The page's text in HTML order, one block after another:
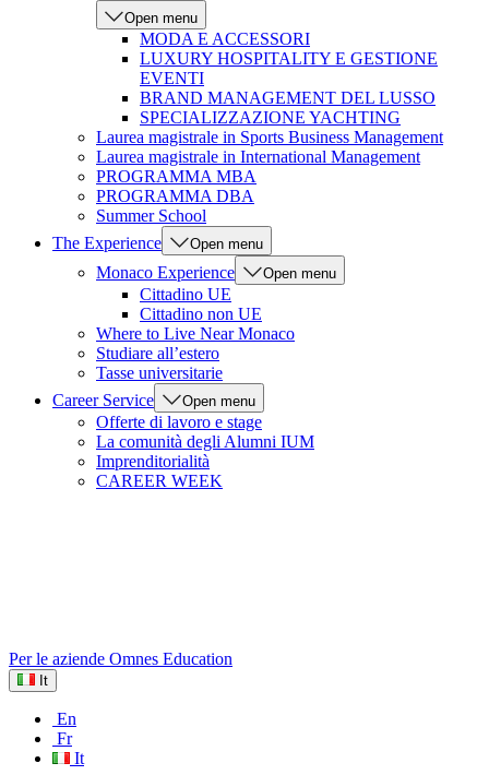
Open menu
MODA E ACCESSORI
LUXURY HOSPITALITY E GESTIONE
EVENTI
BRAND MANAGEMENT DEL LUSSO
SPECIALIZZAZIONE YACHTING
Laurea magistrale in Sports Business Management
Laurea magistrale in International Management
PROGRAMMA MBA
PROGRAMMA DBA
Summer School
The Experience
Open menu
Monaco Experience Open menu
Cittadino UE
Cittadino non UE
Where to Live Near Monaco
Studiare all’estero
Tasse universitarie
Career Service
Open menu
Offerte di lavoro e stage
La comunità degli Alumni IUM
Imprenditorialità
CAREER WEEK
Per le aziende Omnes Education
It
En
Fr
It